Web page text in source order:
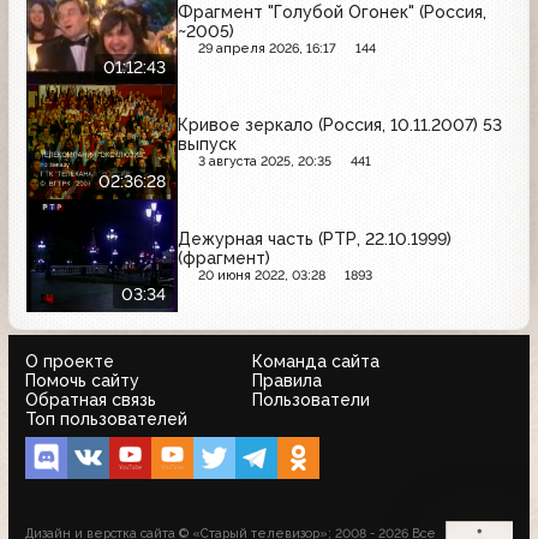
01:12:43
Фрагмент "Голубой Огонек" (Россия,
~2005)
29 апреля 2026, 16:17 144
02:36:28
Кривое зеркало (Россия, 10.11.2007) 53
выпуск
3 августа 2025, 20:35 441
03:34
Дежурная часть (РТР, 22.10.1999)
(фрагмент)
20 июня 2022, 03:28 1893
О проекте
Команда сайта
Помочь сайту
Правила
Обратная связь
Пользователи
Топ пользователей
Дизайн и верстка сайта © «Старый телевизор»; 2008 - 2026 Все